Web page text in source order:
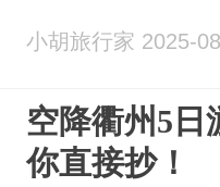
小胡旅行家 2025-
空降衢州5日
你直接抄！